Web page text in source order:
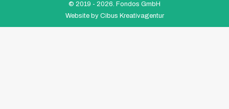
© 2019 - 2026. Fondos GmbH
Website by Cibus Kreativagentur